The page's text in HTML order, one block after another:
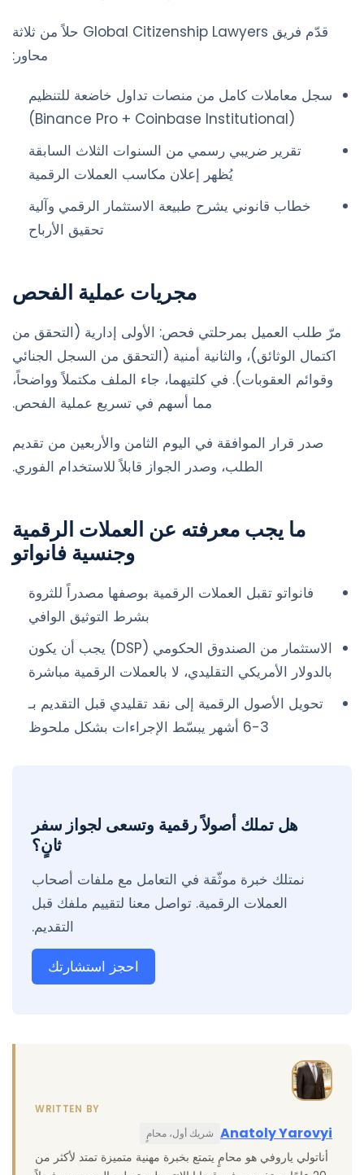
قدّم فريق Global Citizenship Lawyers حلاً من ثلاثة
محاور:
سجل معاملات كامل من منصات تداول خاضعة للتنظيم
(Binance Pro + Coinbase Institutional)
تقرير ضريبي رسمي من السنوات الثلاث السابقة
يُظهر إعلان مكاسب العملات الرقمية
خطاب قانوني يشرح طبيعة الاستثمار الرقمي وآلية
تحقيق الأرباح
مجريات عملية الفحص
مرّ طلب العميل بمرحلتي فحص: الأولى إدارية (التحقق من
اكتمال الوثائق)، والثانية أمنية (التحقق من السجل الجنائي
وقوائم العقوبات). في كلتيهما، جاء الملف مكتملاً وواضحاً،
مما أسهم في تسريع عملية الفحص.
صدر قرار الموافقة في اليوم الثامن والأربعين من تقديم
الطلب، وصدر الجواز قابلاً للاستخدام الفوري.
ما يجب معرفته عن العملات الرقمية
وجنسية فانواتو
فانواتو تقبل العملات الرقمية بوصفها مصدراً للثروة
بشرط التوثيق الوافي
الاستثمار من الصندوق الحكومي (DSP) يجب أن يكون
بالدولار الأمريكي التقليدي، لا بالعملات الرقمية مباشرة
تحويل الأصول الرقمية إلى نقد تقليدي قبل التقديم بـ
3-6 أشهر يبسّط الإجراءات بشكل ملحوظ
هل تملك أصولاً رقمية وتسعى لجواز سفر
ثانٍ؟
نمتلك خبرة موثّقة في التعامل مع ملفات أصحاب
العملات الرقمية. تواصل معنا لتقييم ملفك قبل
التقديم.
احجز استشارتك
WRITTEN BY
Anatoly Yarovyi شريك أول، محامٍ
أناتولي ياروفي هو محامٍ يتمتع بخبرة مهنية متميزة تمتد لأكثر من